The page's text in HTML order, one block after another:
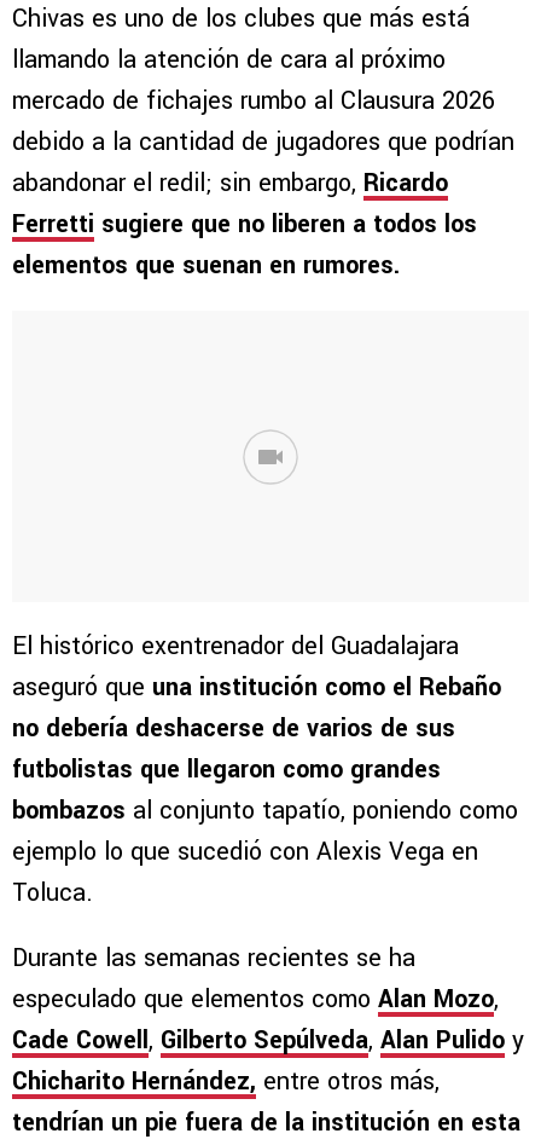
Chivas es uno de los clubes que más está
llamando la atención de cara al próximo
mercado de fichajes rumbo al Clausura 2026
debido a la cantidad de jugadores que podrían
abandonar el redil; sin embargo, Ricardo
Ferretti sugiere que no liberen a todos los
elementos que suenan en rumores.
El histórico exentrenador del Guadalajara
aseguró que una institución como el Rebaño
no debería deshacerse de varios de sus
futbolistas que llegaron como grandes
bombazos al conjunto tapatío, poniendo como
ejemplo lo que sucedió con Alexis Vega en
Toluca.
Durante las semanas recientes se ha
especulado que elementos como Alan Mozo,
Cade Cowell, Gilberto Sepúlveda, Alan Pulido y
Chicharito Hernández, entre otros más,
tendrían un pie fuera de la institución en esta